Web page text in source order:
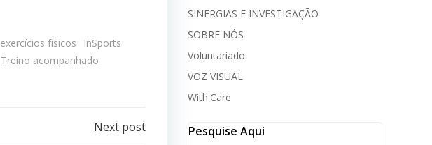
exercícios físicos
InSports
Treino acompanhado
Next post
SINERGIAS E INVESTIGAÇÃO
SOBRE NÓS
Voluntariado
VOZ VISUAL
With.Care
Pesquise Aqui